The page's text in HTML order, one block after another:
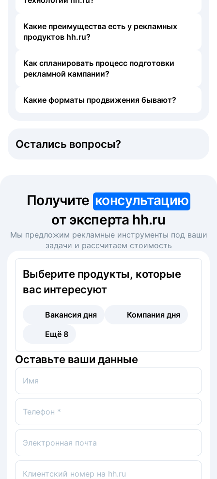
Какие преимущества есть у рекламных
продуктов hh.ru?
Как спланировать процесс подготовки
рекламной кампании?
Какие форматы продвижения бывают?
Остались вопросы?
Получите консультацию
от эксперта hh.ru
Мы предложим рекламные инструменты под ваши
задачи и рассчитаем стоимость
Выберите продукты, которые
вас интересуют
Вакансия дня
Компания дня
Ещё 8
Оставьте ваши данные
Имя
Телефон *
Электронная почта
Клиентский номер на hh.ru